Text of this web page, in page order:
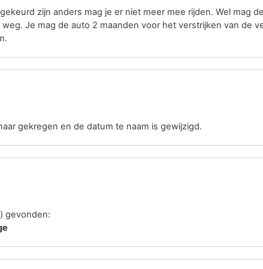
zijn anders mag je er niet meer mee rijden. Wel mag
Je mag de auto 2 maanden voor het verstrijken van de
gekregen en de datum te naam is gewijzigd.
gevonden: